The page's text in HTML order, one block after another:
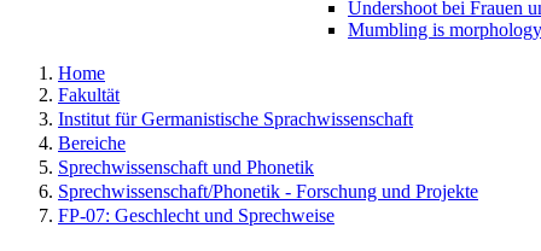
Undershoot bei Frauen
Mumbling is morphology
Home
Fakultät
Institut für Germanistische Sprachwissenschaft
Bereiche
Sprechwissenschaft und Phonetik
Sprechwissenschaft/Phonetik - Forschung und Projekte
FP-07: Geschlecht und Sprechweise